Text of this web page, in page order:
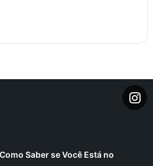
Saber se Você Está no